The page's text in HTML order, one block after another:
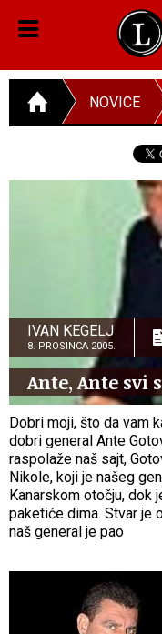
NOVICE
IVAN KEGELJ
8. PROSINCA 2005.
Ante, Ante svi
Dobri moji, što da vam
dobri general Ante
raspolaže naš sajt,
Nikole, koji je našeg
Kanarskom otočju, dok
paketiće dima. Stvar je
naš general je pao